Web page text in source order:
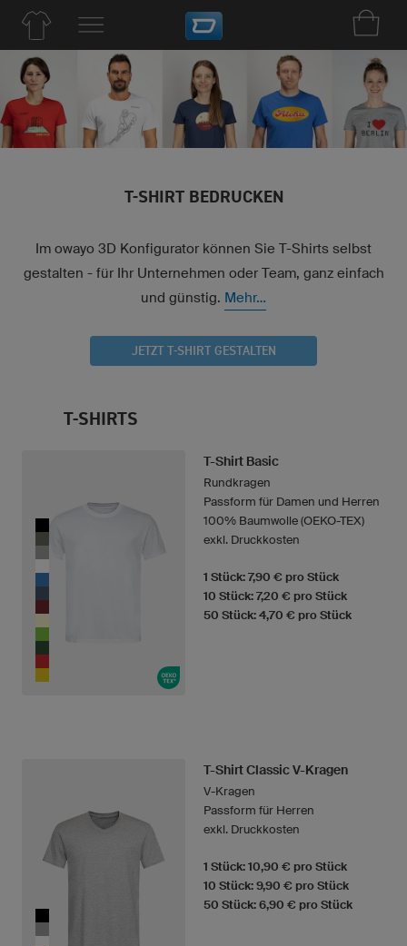
T-SHIRT BEDRUCKEN
Im owayo 3D Konfigurator können Sie T-Shirts selbst
gestalten - für Ihr Unternehmen oder Team, ganz einfach
und günstig. Mehr...
JETZT T-SHIRT GESTALTEN
T-SHIRTS
T-Shirt Basic
Rundkragen
Passform für Damen und Herren
100% Baumwolle (OEKO-TEX)
exkl. Druckkosten
1 Stück: 7,90 € pro Stück
10 Stück: 7,20 € pro Stück
50 Stück: 4,70 € pro Stück
T-Shirt Classic V-Kragen
V-Kragen
Passform für Herren
exkl. Druckkosten
1 Stück: 10,90 € pro Stück
10 Stück: 9,90 € pro Stück
50 Stück: 6,90 € pro Stück